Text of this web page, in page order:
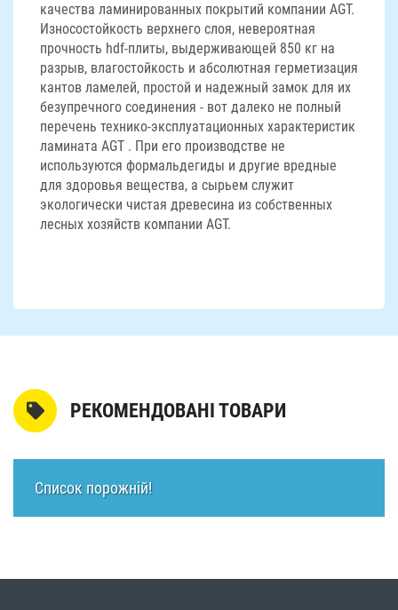
качества ламинированных покрытий компании AGT.
Износостойкость верхнего слоя, невероятная
прочность hdf-плиты, выдерживающей 850 кг на
разрыв, влагостойкость и абсолютная герметизация
кантов ламелей, простой и надежный замок для их
безупречного соединения - вот далеко не полный
перечень технико-эксплуатационных характеристик
ламината AGT . При его производстве не
используются формальдегиды и другие вредные
для здоровья вещества, а сырьем служит
экологически чистая древесина из собственных
лесных хозяйств компании AGT.
РЕКОМЕНДОВАНІ ТОВАРИ
Список порожній!